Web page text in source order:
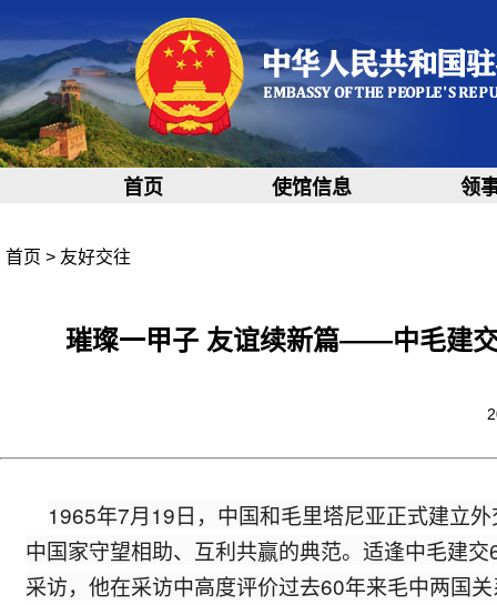
首页 使馆信息 领
首页 > 友好交往
璀璨一甲子 友谊续新篇——中毛建
1965年7月19日，中国和毛里塔尼亚正式建立
中国家守望相助、互利共赢的典范。适逢中毛建
采访，他在采访中高度评价过去60年来毛中两国